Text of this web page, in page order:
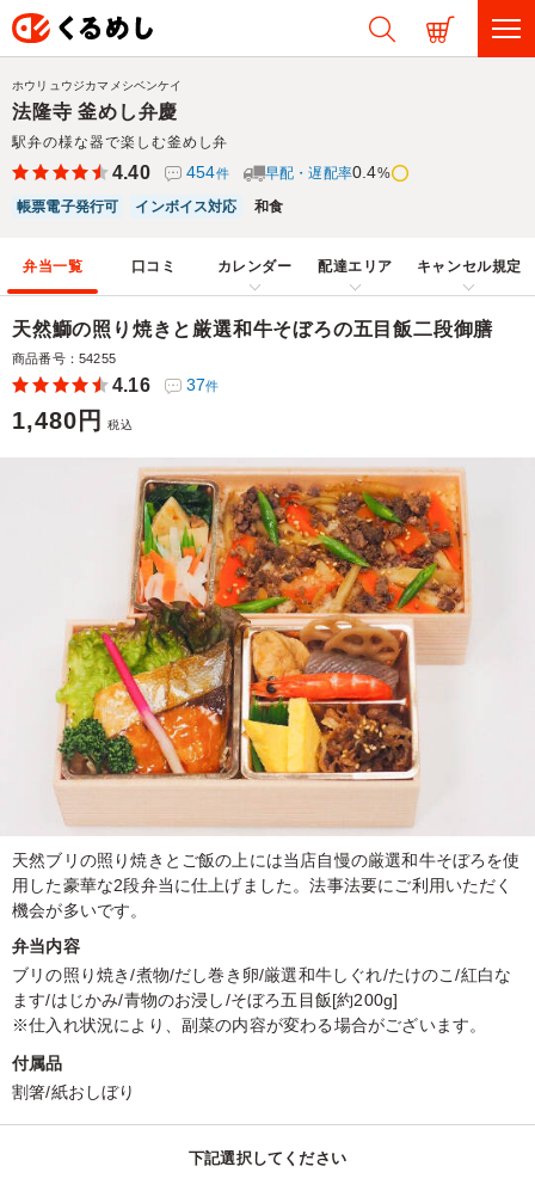
法隆寺 釜めし弁慶
駅弁の様な器で楽しむ釜めし弁
ホウリュウジカマメシベンケイ
4.40 454件 早配・遅配率0.4%
帳票電子発行可
インボイス対応 和食
弁当一覧 口コミ カレンダー 配達エリア キャンセル規定
天然鰤の照り焼きと厳選和牛そぼろの五目飯二段御膳
商品番号：54255
4.16 37件
1,480円 税込
天然ブリの照り焼きとご飯の上には当店自慢の厳選和牛そぼろを使
用した豪華な2段弁当に仕上げました。法事法要にご利用いただく
機会が多いです。
弁当内容
ブリの照り焼き/煮物/だし巻き卵/厳選和牛しぐれ/たけのこ/紅白な
ます/はじかみ/青物のお浸し/そぼろ五目飯[約200g]
※仕入れ状況により、副菜の内容が変わる場合がございます。
付属品
割箸/紙おしぼり
下記選択してください